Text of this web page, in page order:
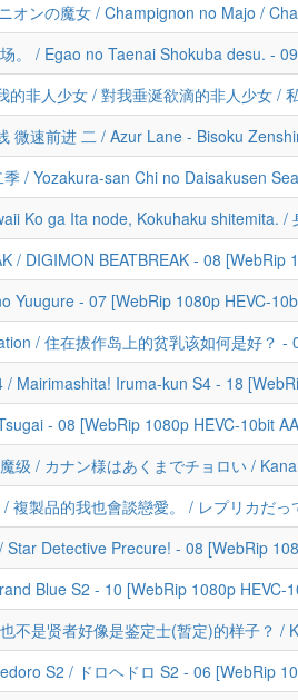
- 08 [WebRip 1080p HEVC-10bit